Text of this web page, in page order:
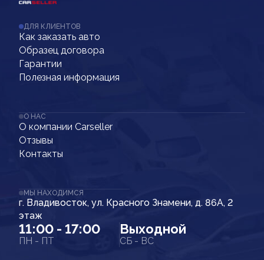
ДЛЯ КЛИЕНТОВ
Как заказать авто
Образец договора
Гарантии
Полезная информация
О НАС
О компании Carseller
Отзывы
Контакты
МЫ НАХОДИМСЯ
г. Владивосток, ул. Красного Знамени, д. 86А, 2
этаж
11:00 - 17:00
ПН - ПТ
Выходной
СБ - ВС